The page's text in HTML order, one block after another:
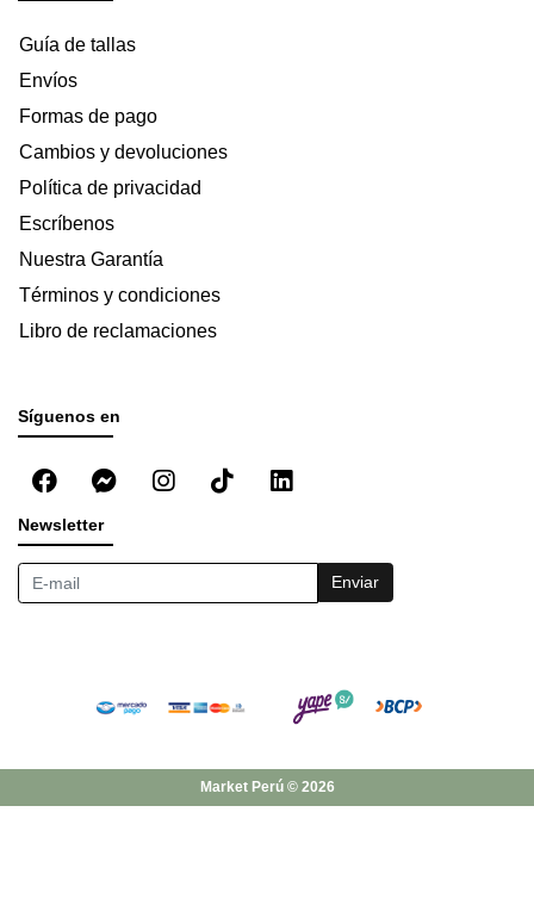
Guía de tallas
Envíos
Formas de pago
Cambios y devoluciones
Política de privacidad
Escríbenos
Nuestra Garantía
Términos y condiciones
Libro de reclamaciones
Síguenos en
Newsletter
Enviar
Market Perú © 2026